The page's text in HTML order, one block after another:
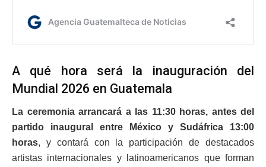
A qué hora será la inauguración del
Mundial 2026 en Guatemala
La ceremonia arrancará a las 11:30 horas, antes del
partido inaugural entre México y Sudáfrica 13:00
horas, y contará con la participación de destacados
artistas internacionales y latinoamericanos que forman